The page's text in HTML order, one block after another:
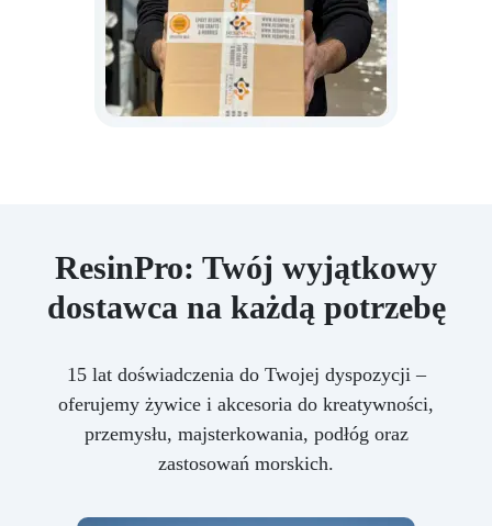
ResinPro: Twój wyjątkowy
dostawca na każdą potrzebę
15 lat doświadczenia do Twojej dyspozycji –
oferujemy żywice i akcesoria do kreatywności,
przemysłu, majsterkowania, podłóg oraz
zastosowań morskich.